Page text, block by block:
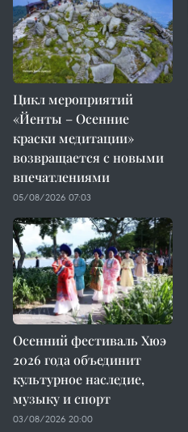
Цикл мероприятий
«Йенты – Осенние
краски медитации»
возвращается с новыми
впечатлениями
05/08/2026 07:03
Осенний фестиваль Хюэ
2026 года объединит
культурное наследие,
музыку и спорт
03/08/2026 20:00